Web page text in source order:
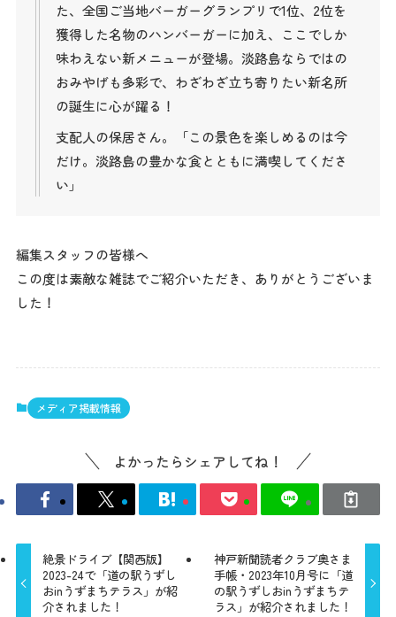
た、全国ご当地バーガーグランプリで1位、2位を
獲得した名物のハンバーガーに加え、ここでしか
味わえない新メニューが登場。淡路島ならではの
おみやげも多彩で、わざわざ立ち寄りたい新名所
の誕生に心が躍る！
支配人の保居さん。「この景色を楽しめるのは今
だけ。淡路島の豊かな食とともに満喫してくださ
い」
編集スタッフの皆様へ
この度は素敵な雑誌でご紹介いただき、ありがとうございま
した！
メディア掲載情報
よかったらシェアしてね！
絶景ドライブ【関西版】
2023-24で「道の駅うずし
おinうずまちテラス」が紹
介されました！
神戸新聞読者クラブ奥さま
手帳・2023年10月号に「道
の駅うずしおinうずまちテ
ラス」が紹介されました！